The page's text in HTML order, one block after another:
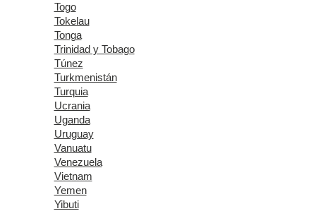
Togo
Tokelau
Tonga
Trinidad y Tobago
Túnez
Turkmenistán
Turquia
Ucrania
Uganda
Uruguay
Vanuatu
Venezuela
Vietnam
Yemen
Yibuti